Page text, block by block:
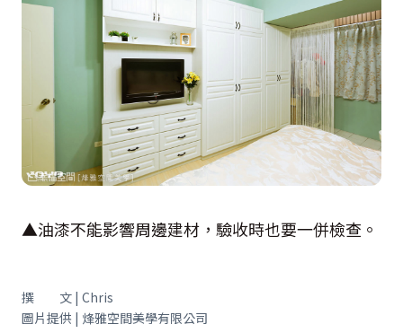
▲油漆不能影響周邊建材，驗收時也要一併檢查。
撰 文 | Chris
圖片提供 | 烽雅空間美學有限公司